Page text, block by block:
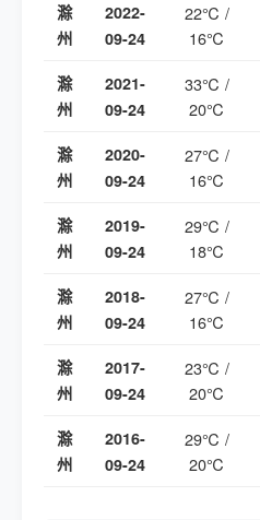
滁
州
2022-
09-24
22℃ /
16℃
滁
州
2021-
09-24
33℃ /
20℃
滁
州
2020-
09-24
27℃ /
16℃
滁
州
2019-
09-24
29℃ /
18℃
滁
州
2018-
09-24
27℃ /
16℃
滁
州
2017-
09-24
23℃ /
20℃
滁
州
2016-
09-24
29℃ /
20℃